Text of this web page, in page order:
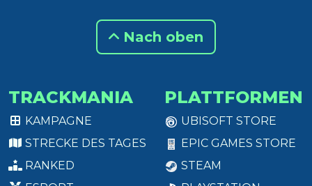
Nach oben
TRACKMANIA
KAMPAGNE
STRECKE DES TAGES
RANKED
PLATTFORMEN
UBISOFT STORE
EPIC GAMES STORE
STEAM